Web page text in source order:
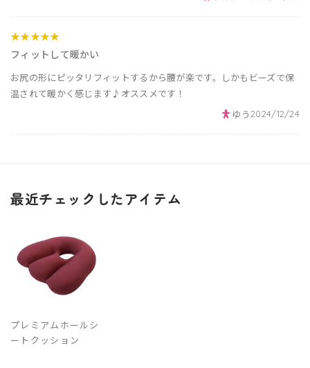
フィットして暖かい
★★★★★
お尻の形にピッタリフィットするから腰が楽です。しかもビーズで保
温されて暖かく感じます♪オススメです！
ゆう2024/12/24
最近チェックしたアイテム
プレミアムホールシ
ートクッション